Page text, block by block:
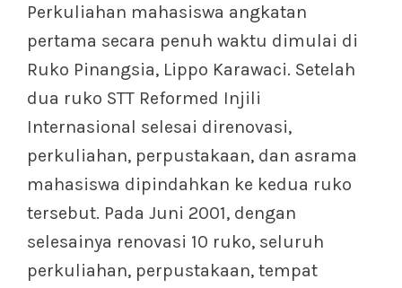
Perkuliahan mahasiswa angkatan
pertama secara penuh waktu dimulai di
Ruko Pinangsia, Lippo Karawaci. Setelah
dua ruko STT Reformed Injili
Internasional selesai direnovasi,
perkuliahan, perpustakaan, dan asrama
mahasiswa dipindahkan ke kedua ruko
tersebut. Pada Juni 2001, dengan
selesainya renovasi 10 ruko, seluruh
perkuliahan, perpustakaan, tempat